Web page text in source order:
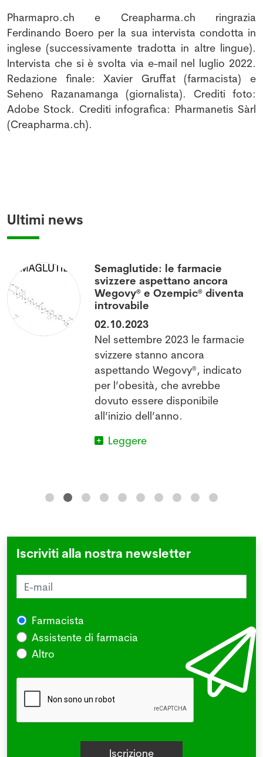
Pharmapro.ch e Creapharma.ch ringrazia
Ferdinando Boero per la sua intervista condotta in
inglese (successivamente tradotta in altre lingue).
Intervista che si è svolta via e-mail nel luglio 2022.
Redazione finale: Xavier Gruffat (farmacista) e
Seheno Razanamanga (giornalista). Crediti foto:
Adobe Stock. Crediti infografica: Pharmanetis Sàrl
(Creapharma.ch).
Ultimi news
Semaglutide: le farmacie
svizzere aspettano ancora
Wegovy® e Ozempic® diventa
introvabile
02.10.2023
Nel settembre 2023 le farmacie
svizzere stanno ancora
aspettando Wegovy®, indicato
per l’obesità, che avrebbe
dovuto essere disponibile
all’inizio dell’anno.
Leggere
Iscriviti alla nostra newsletter
Farmacista
Assistente di farmacia
Altro